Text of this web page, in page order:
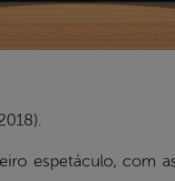
espetáculo, com